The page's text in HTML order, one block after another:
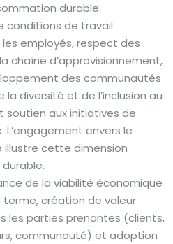
durable.
conditions de travail
employés, respect des
chaîne d’approvisionnement,
des communautés
diversité et de l’inclusion au
soutien aux initiatives de
envers le
cette dimension
de la viabilité économique
terme, création de valeur
les parties prenantes (clients,
communauté) et adoption